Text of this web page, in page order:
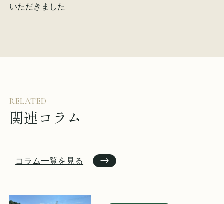
いただきました
RELATED
関連コラム
コラム一覧を見る